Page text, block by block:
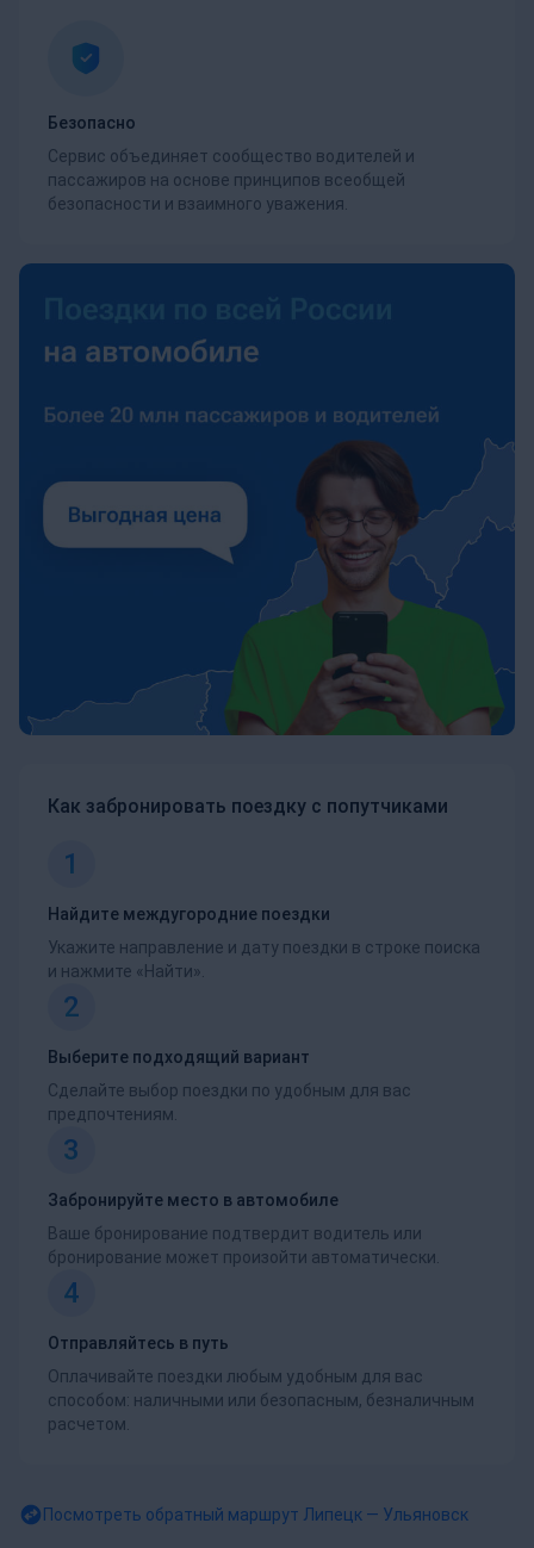
Безопасно
Сервис объединяет сообщество водителей и
пассажиров на основе принципов всеобщей
безопасности и взаимного уважения.
Как забронировать поездку с попутчиками
1
Найдите междугородние поездки
Укажите направление и дату поездки в строке поиска
и нажмите «Найти».
2
Выберите подходящий вариант
Сделайте выбор поездки по удобным для вас
предпочтениям.
3
Забронируйте место в автомобиле
Ваше бронирование подтвердит водитель или
бронирование может произойти автоматически.
4
Отправляйтесь в путь
Оплачивайте поездки любым удобным для вас
способом: наличными или безопасным, безналичным
расчетом.
Посмотреть обратный маршрут Липецк — Ульяновск